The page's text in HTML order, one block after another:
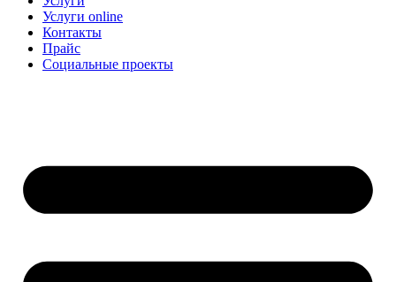
Услуги online
Контакты
Прайс
Социальные проекты